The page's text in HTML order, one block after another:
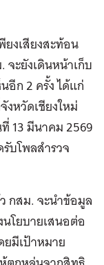
ยงเสียงสะท้อน
จะยังเดินหน้าเก็บ
อีก 2 ครั้ง ได้แก่
หวัดเชียงใหม่
13 มีนาคม 2569
บโพลสำรวจ
กสม. จะนำข้อมูล
โยบายเสนอต่อ
มีเป้าหมาย